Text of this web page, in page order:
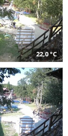
22,0 °C